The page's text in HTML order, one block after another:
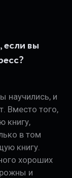
если вы
научились, и
Вместо того,
книгу,
в том
книгу.
хороших
и